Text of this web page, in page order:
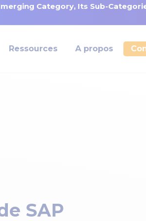
Category, Its Sub-
Ressources A propos
SAP